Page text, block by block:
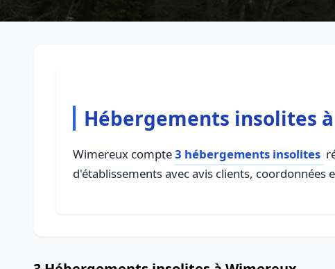
Hébergements insolites
Wimereux compte3 hébergements insolites
d'établissements avec avis clients, coordonnées